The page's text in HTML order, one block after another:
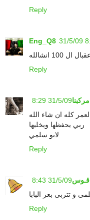
Reply
Eng_Q8 31/5/09
عقبال ال 100 انشالله
Reply
مركبنا
كله ان شاء الله
ربي يحفظها ويخليها
لابو سلمي
Reply
و تتربى بعز البابا
Reply